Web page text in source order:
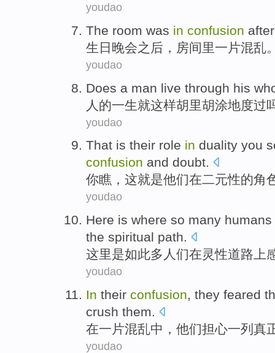
youdao
The room was in confusion after
生日 晚会之后 ， 房间里一 片混乱
youdao
Does a man live through his
人 的一生就这样胡里胡涂地度过
youdao
That is their role in duality you
confusion and doubt.
你瞧 ， 这就是他们在二元性的角
youdao
Here is where so many humans
the spiritual path.
这里是如此多 人们在灵性道路 上
youdao
In their confusion, they feared
crush them.
在一 片混乱中， 他们担心一列 真
youdao